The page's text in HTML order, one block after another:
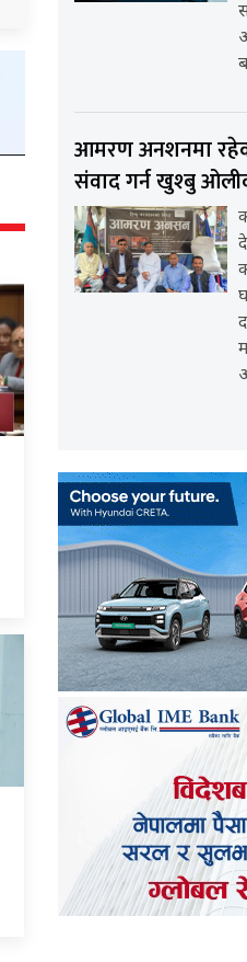
आमरण अनशनमा
संवाद गर्न खुश्बु